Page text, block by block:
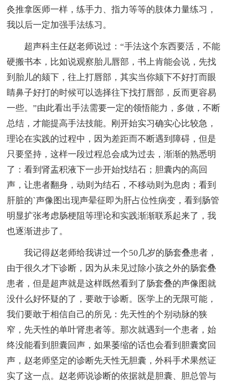
灸推拿医师一样，练手力、指力等等的肢体力量练习，
我以后一定加强手法练习。
超声科主任赵老师说过：“手法这个东西要活，不能
硬搬书本，比如说观察胎儿唇部，书上肯能会说，先找
到胎儿的颏下，往上打唇部，其实当你颏下不好打而眼
睛鼻子好打的时候可以选择往下找打唇部，反而更容易
一些。”由此看出手法需要一定的领悟能力，多做，不断
总结，才能提高手法技能。刚开始实习确实心比较急，
理论在实践的过程中，因为差距而不断遇到障碍，但是
只要坚持，这样一段过程总会成为过去，渐渐的熟悉明
了：看到肾盂积液下一步开始找结石；胆囊内的高回
声，让患者翻身，动则为结石，不移动则为息肉；看到
肝脏的`声像图出现声晕征即为肝占位性病变，看到肠管
明显扩张考虑肠梗阻等理论和实践渐渐联系起来了，我
也逐渐进步了。
我记得赵老师给我讲过一个50几岁的肠套叠患者，
由于很久才下诊断，因为从未见过除小孩之外的肠套叠
患者，但是超声就是这样既然看到了肠套叠的声像图就
没什么好怀疑的了，要敢于诊断。医学上的无限可能，
我们要敢于相信自己的所见：先天性的个别动脉的狭
窄，先天性的单叶肾患者等。那次就遇到一个患者，始
终没能看到胆囊回声，如果萎缩的话也会看到胆囊窝回
声，赵老师坚定的诊断先天性无胆囊，外科手术果然证
实了这一点。赵老师说诊断的依据就是胆囊、胆总管与